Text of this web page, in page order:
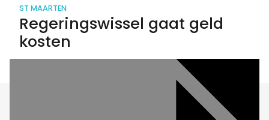
ST MAARTEN
Regeringswissel gaat geld
kosten